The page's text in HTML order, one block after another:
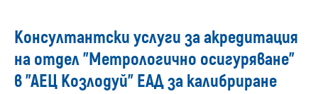
Консултантски услуги за акредитация
на отдел "Метрологично осигуряване"
в "АЕЦ Козлодуй" ЕАД за калибриране